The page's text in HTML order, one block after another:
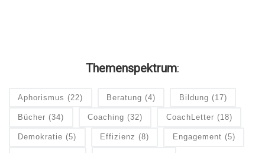
Themenspektrum:
Aphorismus (22) Beratung (4) Bildung (17)
Bücher (34) Coaching (32) CoachLetter (18)
Demokratie (5) Effizienz (8) Engagement (5)